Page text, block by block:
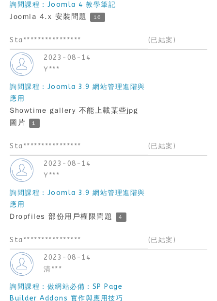
詢問課程：Joomla 4 教學筆記
Joomla 4.x 安裝問題 16
Sta**************** (已結案)
2023-08-14
Y***
詢問課程：Joomla 3.9 網站管理進階與
應用
Showtime gallery 不能上載某些jpg
圖片
1
Sta**************** (已結案)
2023-08-14
Y***
詢問課程：Joomla 3.9 網站管理進階與
應用
Dropfiles 部份用戶權限問題 4
Sta**************** (已結案)
2023-08-14
清***
詢問課程：做網站必備：SP Page
Builder Addons 實作與應用技巧